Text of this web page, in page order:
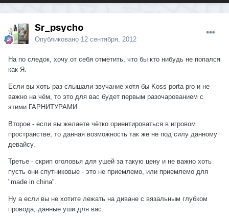
Sr_psycho
Опубликовано 12 сентября, 2012
На по следок, хочу от себя отметить, что бы кто нибудь не попался
как Я.
Если вы хоть раз слышали звучание хотя бы Koss porta pro и не
важно на чём, то это для вас будет первым разочарованием с
этими ГАРНИТУРАМИ.
Второе - если вы желаете чётко ориентироваться в игровом
пространстве, то данная возможность так же не под силу данному
девайсу.
Третье - скрип оголовья для ушей за такую цену и не важно хоть
пусть они спутниковые - это не приемлемо, или приемлемо для
"made in china".
Ну а если вы не хотите лежать на диване с вязальным глубком
провода, данные уши для вас.